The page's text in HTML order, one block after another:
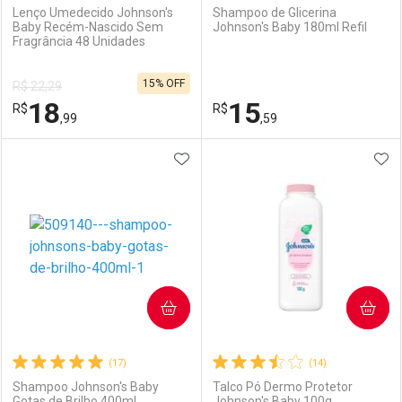
Ativar Desconto
Comprar sem Desconto
Por R$ 38,99/cada
Comprar sem Desconto
Por R$ 38,99/cada
Comprar sem Desconto
Por R$ 31,99/cada
Por R$ 31,99/cada
Lenço Umedecido Johnson's
Baby Recém-Nascido Sem
Fragrância 48 Unidades
R$ 22,29
R$18,99
15% OFF
Laboratório
Por Menos
Shampoo de Glicerina
Johnson's Baby 180ml Refil
R$15,59
(17)
Shampoo Johnson's Baby
ADICIONAR AOS FAVORITOS
COMPRAR
(14)
Talco Pó Dermo Protetor
COMPRAR